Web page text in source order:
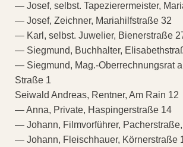
— Josef, selbst. Tapezierermeister,
— Josef, Zeichner, Mariahilfstraße 32
— Karl, selbst. Juwelier, Bienerstraße
— Siegmund, Buchhalter,
— Siegmund, Mag.-Oberrechnungsrat
Straße 1
Seiwald Andreas, Rentner, Am Rain 12
— Anna, Private, Haspingerstraße 14
— Johann, Filmvorführer,
— Johann, Fleischhauer, Körnerstraße